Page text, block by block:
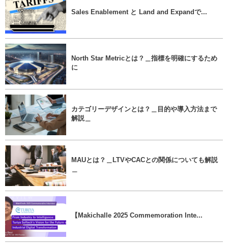
Sales Enablement と Land and Expandで...
North Star Metricとは？＿指標を明確にするため
に
カテゴリーデザインとは？＿目的や導入方法まで
解説＿
MAUとは？＿LTVやCACとの関係についても解説
【Makichalle 2025 Commemoration Inte...